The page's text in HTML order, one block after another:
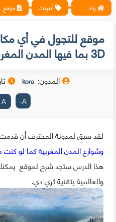
واتس آب ، فيسبوك ، أنترنت ، شروحات تقنية حصرية - المحترف أنترنت موقع للتجول في أي مكان حول العالم بتقنية 3D بما فيها المدن المغربية والعربية
موقع للتجول في أي
3D بما فيها المدن المغربية والعربية
المدون: kora
A
-
A
لقد سبق لمدونة المحترف أن
وشوارع المدن المغربية كما لو كنت
هذا الدرس ستجد شرح لموقع
والعالمية بتقنية ثري دي.